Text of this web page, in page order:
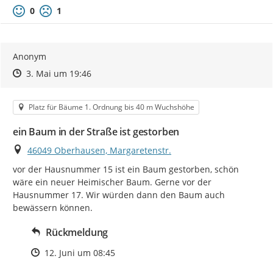
0 1
Anonym
Zeitpunkt des Erstellens
Zeitpunkt des Erstellens
3. Mai um 19:46Zur Äußerung
Kategorie
Platz für Bäume 1. Ordnung bis 40 m Wuchshöhe
ein Baum in der Straße ist gestorben
Ort
46049 Oberhausen, Margaretenstr.
vor der Hausnummer 15 ist ein Baum gestorben, schön
wäre ein neuer Heimischer Baum. Gerne vor der
Hausnummer 17. Wir würden dann den Baum auch
bewässern können.
Rückmeldung
Zeitpunkt des Erstellens
12. Juni um 08:45